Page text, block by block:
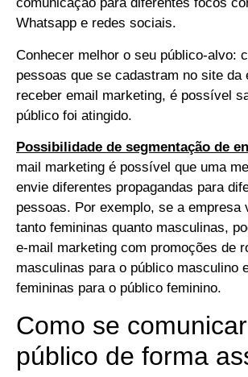
comunicação para diferentes focos
Whatsapp e redes sociais.
Conhecer melhor o seu público-alvo:
pessoas que se cadastram no site da
receber email marketing, é possível
público foi atingido.
Possibilidade de segmentação de
mail marketing é possível que uma
envie diferentes propagandas para
pessoas. Por exemplo, se a empresa
tanto femininas quanto masculinas,
e-mail marketing com promoções de
masculinas para o público masculino
femininas para o público feminino.
Como se
público de forma